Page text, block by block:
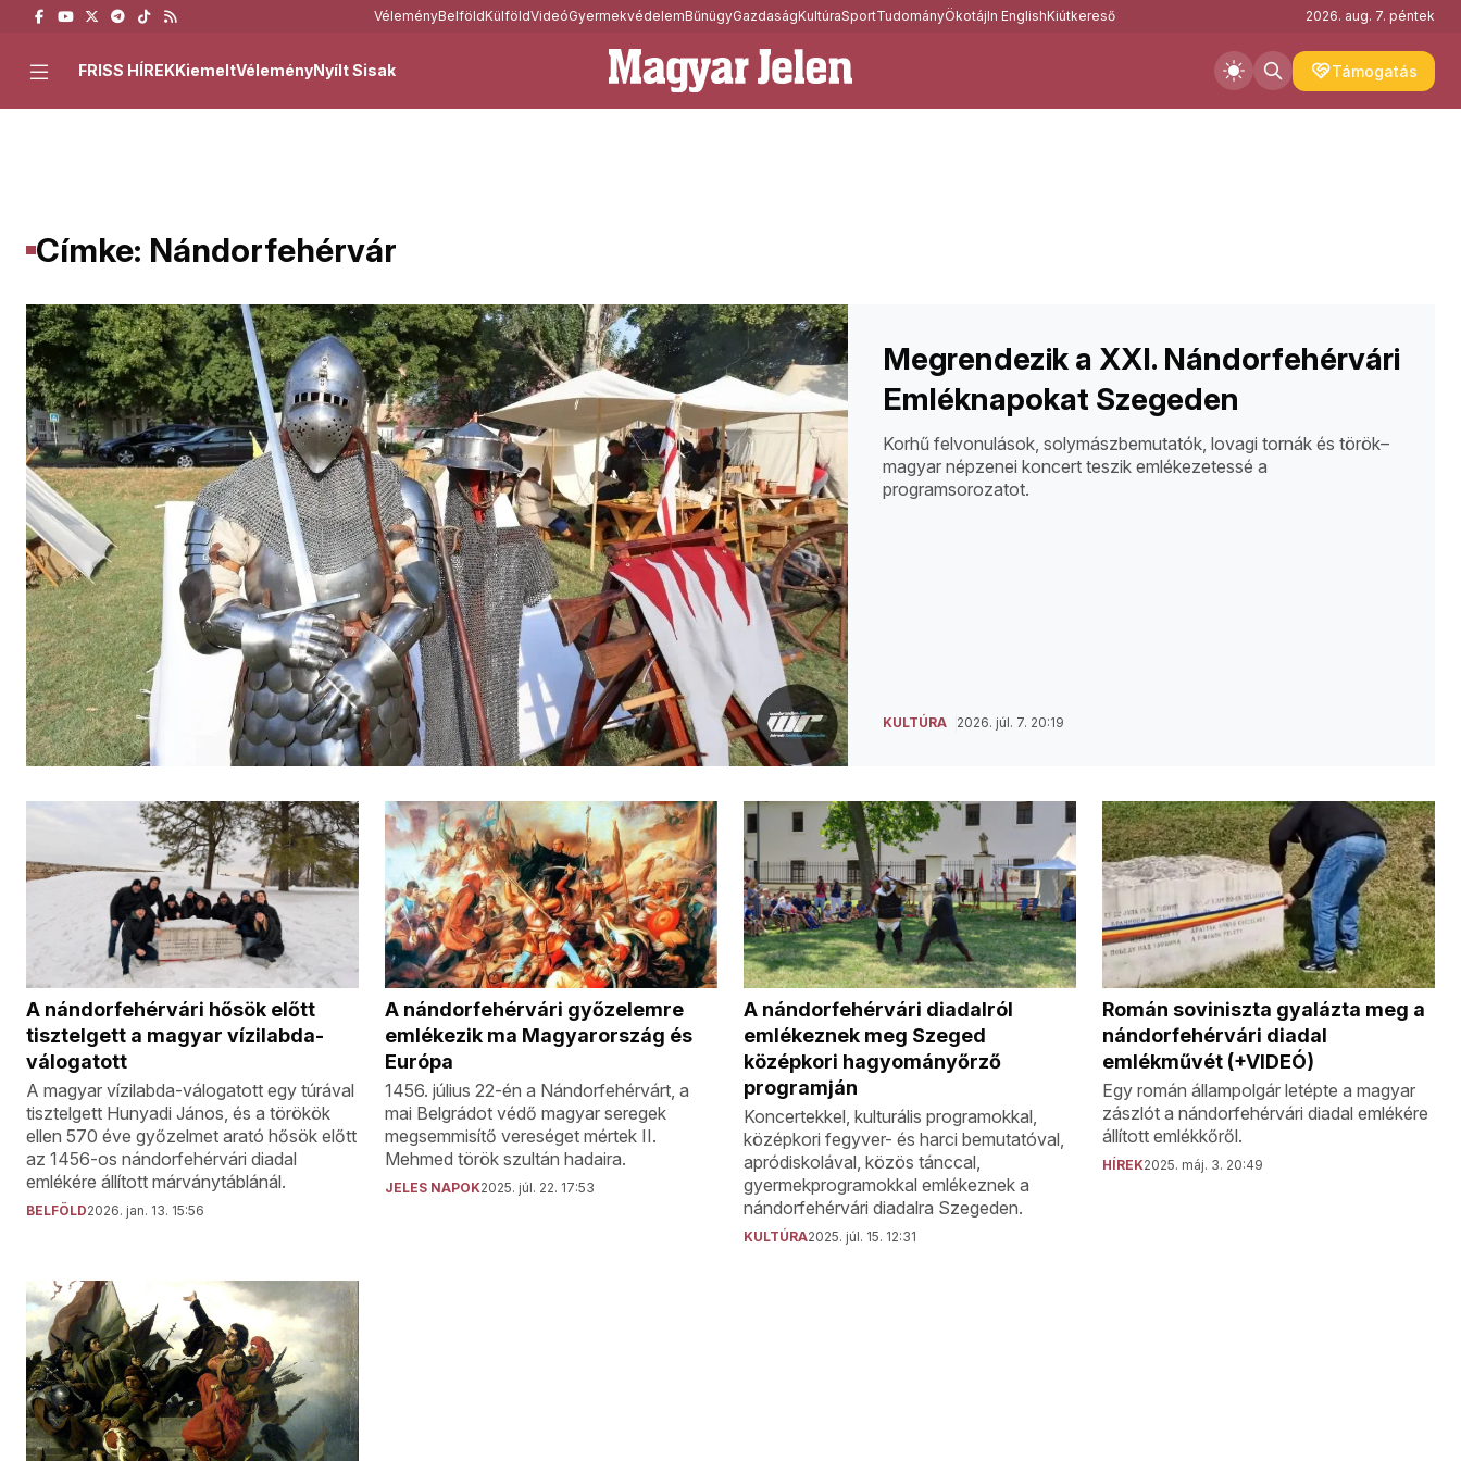
VéleményBelföldKülföldVideóGyermekvédelemBűnügyGazdaságKultúraSportTudományÖkotájIn EnglishKiútkereső 2026. aug. 7. péntek
Támogatás
FRISS HÍREKKiemeltVéleményNyílt Sisak
Címke: Nándorfehérvár
Megrendezik a XXI. Nándorfehérvári
Emléknapokat Szegeden
Korhű felvonulások, solymászbemutatók, lovagi tornák és török–
magyar népzenei koncert teszik emlékezetessé a
programsorozatot.
KULTÚRA 2026. júl. 7. 20:19
A nándorfehérvári hősök előtt
tisztelgett a magyar vízilabda-
válogatott
A magyar vízilabda-válogatott egy túrával
tisztelgett Hunyadi János, és a törökök
ellen 570 éve győzelmet arató hősök előtt
az 1456-os nándorfehérvári diadal
emlékére állított márványtáblánál.
BELFÖLD2026. jan. 13. 15:56
A nándorfehérvári győzelemre
emlékezik ma Magyarország és
Európa
1456. július 22-én a Nándorfehérvárt, a
mai Belgrádot védő magyar seregek
megsemmisítő vereséget mértek II.
Mehmed török szultán hadaira.
JELES NAPOK2025. júl. 22. 17:53
A nándorfehérvári diadalról
emlékeznek meg Szeged
középkori hagyományőrző
programján
Koncertekkel, kulturális programokkal,
középkori fegyver- és harci bemutatóval,
apródiskolával, közös tánccal,
gyermekprogramokkal emlékeznek a
nándorfehérvári diadalra Szegeden.
KULTÚRA2025. júl. 15. 12:31
Román soviniszta gyalázta meg a
nándorfehérvári diadal
emlékművét (+VIDEÓ)
Egy román állampolgár letépte a magyar
zászlót a nándorfehérvári diadal emlékére
állított emlékkőről.
HÍREK2025. máj. 3. 20:49